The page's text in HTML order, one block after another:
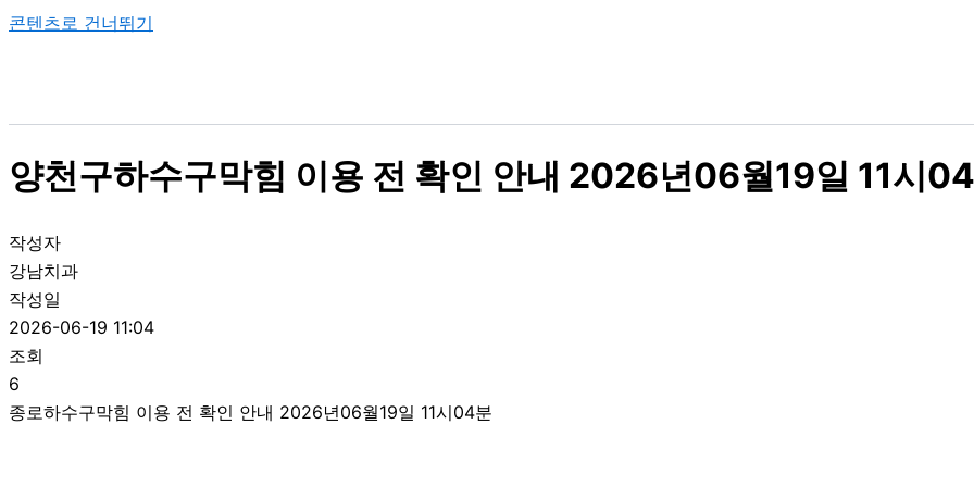
콘텐츠로 건너뛰기
양천구하수구막힘 이용 전 확인 안내 2026년06월19일 11시
작성자
강남치과
작성일
2026-06-19 11:04
조회
6
종로하수구막힘 이용 전 확인 안내 2026년06월19일 11시04분